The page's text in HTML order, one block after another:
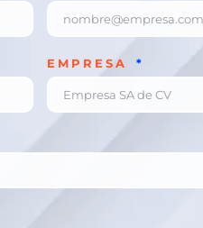
EMPRESA